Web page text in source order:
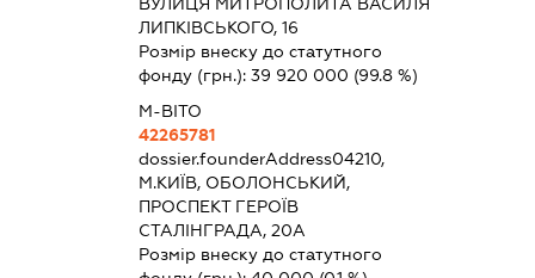
ЛИПКІВСЬКОГО, 16
Розмір внеску до статутного
фонду (грн.): 39 920 000 (99.8 %)
М-ВІТО
42265781
dossier.founderAddress04210,
М.КИЇВ, ОБОЛОНСЬКИЙ,
ПРОСПЕКТ ГЕРОЇВ
СТАЛІНГРАДА, 20А
Розмір внеску до статутного